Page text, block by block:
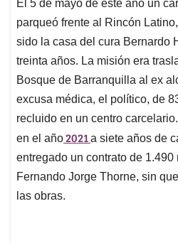
s
A
p
p
b
o
o
k
e
d
I
n
l
a
d
s
El 5 de mayo de este año un
parqueó frente al Rincón
sido la casa del cura Bernardo
treinta años. La misión era
Bosque de Barranquilla al ex
excusa médica, el político, de
recluido en un centro
en el año 2021a siete años de
entregado un contrato de
Fernando Jorge Thorne, sin
las obras.